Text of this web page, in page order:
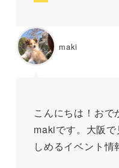
maki
こんにちは！おで
makiです。大阪
しめるイベント情